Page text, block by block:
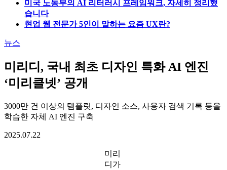
미국 노동부의 AI 리터러시 프레임워크, 자세히 정리했
습니다
현업 웹 전문가 5인이 말하는 요즘 UX란?
뉴스
미리디, 국내 최초 디자인 특화 AI 엔진
‘미리클넷’ 공개
3000만 건 이상의 템플릿, 디자인 소스, 사용자 검색 기록 등을
학습한 자체 AI 엔진 구축
2025.07.22
미리
디가